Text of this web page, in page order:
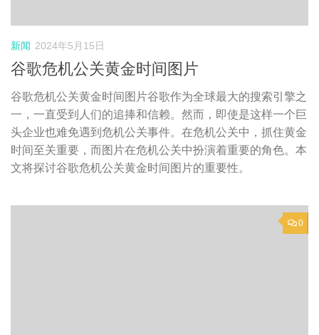
新闻 2024年5月15日
谷歌危机公关黄金时间图片
谷歌危机公关黄金时间图片谷歌作为全球最大的搜索引擎之
一，一直受到人们的追捧和信赖。然而，即使是这样一个巨
头企业也难免遇到危机公关事件。在危机公关中，抓住黄金
时间至关重要，而图片在危机公关中扮演着重要的角色。本
文将探讨谷歌危机公关黄金时间图片的重要性。
0